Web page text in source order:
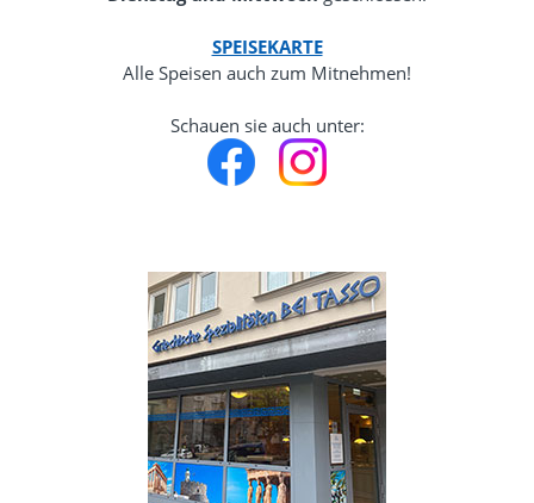
SPEISEKARTE
Alle Speisen auch zum Mitnehmen!
Schauen sie auch unter: